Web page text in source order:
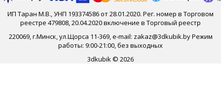
ИП Таран М.В., УНП 193374586 от 28.01.2020. Рег. номер в Торговом
реестре 479808, 20.04.2020 включение в Торговый реестр
220069, г.Минск, ул.Щорса 11-369, e-mail: zakaz@3dkubik.by Режим
работы: 9:00-21:00, без выходных
3dkubik © 2026